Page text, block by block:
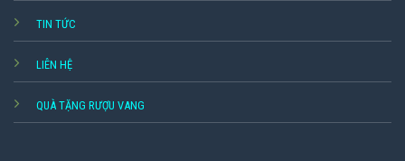
TIN TỨC
LIÊN HỆ
QUÀ TẶNG RƯỢU VANG